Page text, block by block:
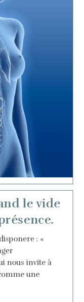
le vide
: «
nous invite à
une